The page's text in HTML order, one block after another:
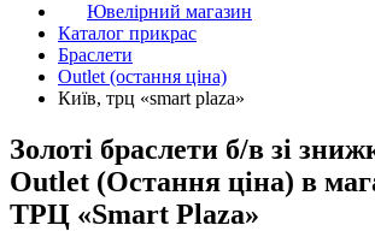
Ювелірний магазин
Каталог прикрас
Браслети
Outlet (остання ціна)
Київ, трц «smart plaza»
Золоті браслети б/в зі
Outlet (Остання ціна) в
ТРЦ «Smart Plaza»